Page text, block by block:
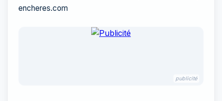
publicité